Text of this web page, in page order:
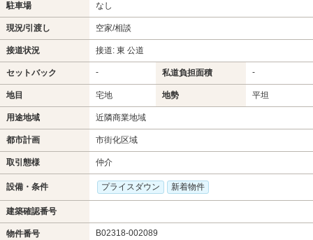
駐車場 なし
現況/引渡し 空家/相談
接道状況 接道: 東 公道
セットバック - 私道負担面積 -
地目 宅地 地勢 平坦
用途地域 近隣商業地域
都市計画 市街化区域
取引態様 仲介
設備・条件 プライスダウン 新着物件
建築確認番号
物件番号 B02318-002089